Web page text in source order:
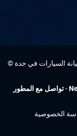
السيارات في جدة ©
-تواصل مع المطور
الخصوصية